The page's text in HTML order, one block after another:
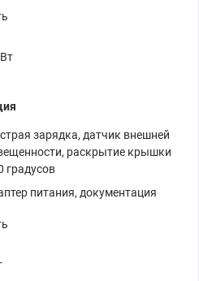
зарядка, датчик внешней
раскрытие крышки
градусов
питания, документация